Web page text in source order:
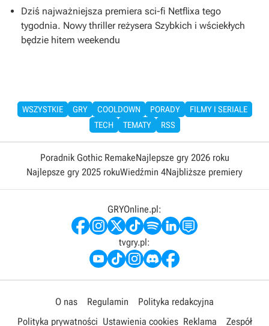
Dziś najważniejsza premiera sci-fi Netflixa tego
tygodnia. Nowy thriller reżysera Szybkich i wściekłych
będzie hitem weekendu
WSZYSTKIE GRY COOLDOWN PORADY
FILMY I SERIALE
TECH
TEMATY RSS
Poradnik Gothic RemakeNajlepsze gry 2026 roku
Najlepsze gry 2025 rokuWiedźmin 4Najbliższe premiery
GRYOnline.pl:
tvgry.pl:
O nas Regulamin
Polityka redakcyjna
Polityka prywatności Ustawienia cookies Reklama Zespół